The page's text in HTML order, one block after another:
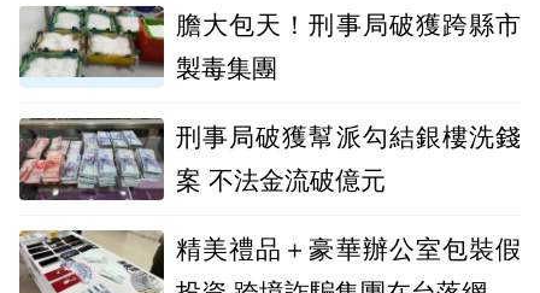
膽大包天！刑事局破獲跨縣市
製毒集團
刑事局破獲幫派勾結銀樓洗錢
案 不法金流破億元
精美禮品＋豪華辦公室包裝假